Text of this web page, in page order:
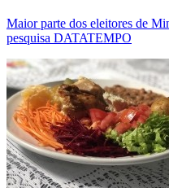
Maior parte dos eleitores de
pesquisa DATATEMPO